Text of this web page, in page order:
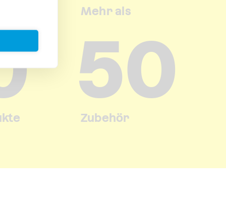
Mehr als
50
Zubehör